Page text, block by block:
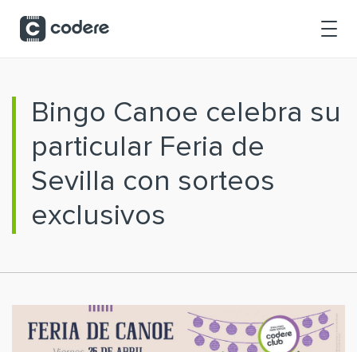
Bingo Canoe celebra su
particular Feria de
Sevilla con sorteos
exclusivos